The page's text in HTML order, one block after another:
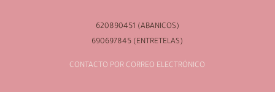
620890451 (ABANICOS)
690697845 (ENTRETELAS)
CONTACTO POR CORREO ELECTRÓNICO